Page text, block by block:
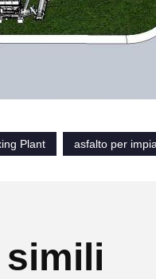
Plant asfalto per